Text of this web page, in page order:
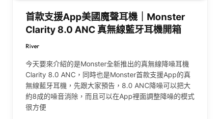
首款支援App美國魔聲耳機｜Monster
Clarity 8.0 ANC 真無線藍牙耳機開箱
River
今天要來介紹的是Monster全新推出的真無線降噪耳機
Clarity 8.0 ANC，同時也是Monster首款支援App的真
無線藍牙耳機，先跟大家預告，8.0 ANC降噪可以把大
約8成的噪音消除，而且可以在App裡面調整降噪的模式
很方便